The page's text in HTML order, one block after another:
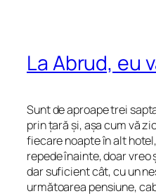
La Abrud, eu
Sunt de aproape trei
prin țară și, așa cum vă
fiecare noapte în alt
repede înainte, doar vreo
dar suficient cât, cu un
următoarea pensiune,